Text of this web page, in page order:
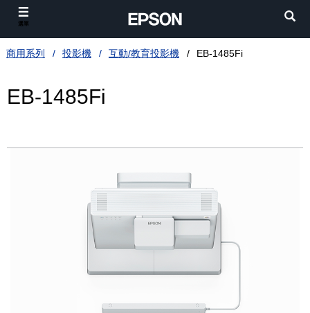
商用系列 投影機 互動/教育投影機 EB-1485Fi
EB-1485Fi